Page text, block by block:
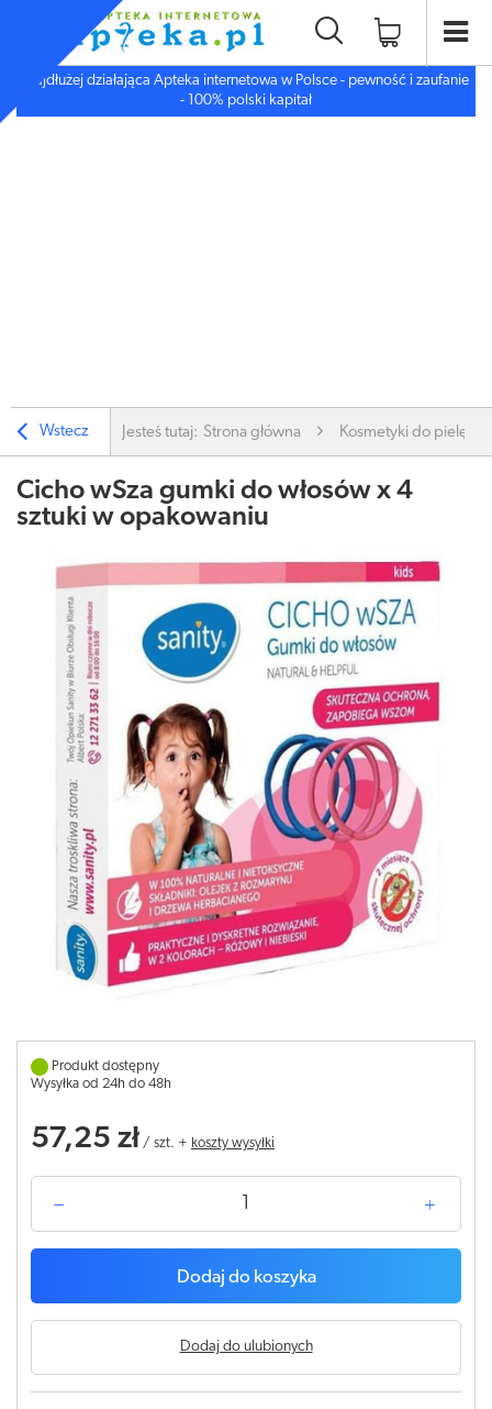
Najdłużej działająca Apteka internetowa w Polsce - pewność i zaufanie
- 100% polski kapitał
Wstecz Jesteś tutaj: Strona główna Kosmetyki do
Cicho wSza gumki do włosów x 4
sztuki w opakowaniu
Produkt dostępny
Wysyłka od 24h do 48h
57,25 zł / szt. + koszty wysyłki
Dodaj do koszyka
Dodaj do ulubionych